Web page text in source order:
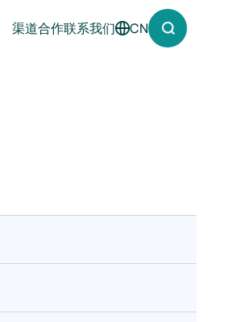
渠道合作联系我们 CN